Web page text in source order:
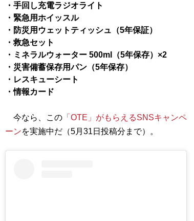
・手回し充電ラジオライト
・緊急用ホイッスル
・防災用ウェットティッシュ（5年保証）
・救急セット
・ミネラルウォーター 500ml（5年保存）×2
・災害備蓄保存用パン（5年保存）
・レスキューシート
・情報カード
今なら、この 「OTE」がもらえるSNSキャンペ
ーンを実施中だ（5月31日投稿分まで）。